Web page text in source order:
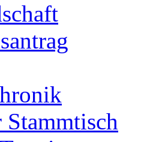
Stammtisch